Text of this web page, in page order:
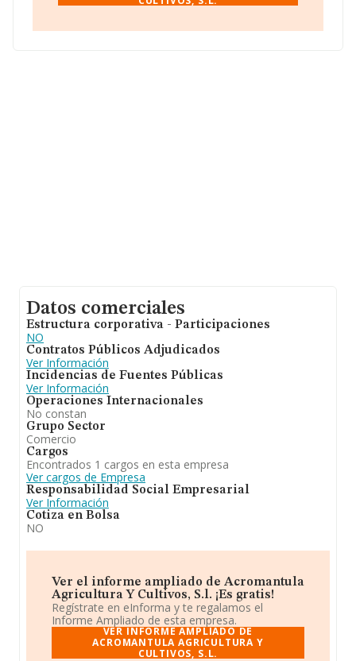
S.L, con número de identificación fiscal B02721256,
Datos comerciales
Estructura corporativa - Participaciones
NO
Contratos Públicos Adjudicados
Ver Información
Incidencias de Fuentes Públicas
Ver Información
Operaciones Internacionales
No constan
Grupo Sector
Comercio
Cargos
Encontrados 1 cargos en esta empresa
Ver cargos de Empresa
Responsabilidad Social Empresarial
Ver Información
Cotiza en Bolsa
NO
Ver el informe ampliado de Acromantula
Agricultura Y Cultivos, S.l. ¡Es gratis!
Regístrate en eInforma y te regalamos el
Informe Ampliado de esta empresa.
VER INFORME AMPLIADO DE
ACROMANTULA AGRICULTURA Y
CULTIVOS, S.L.